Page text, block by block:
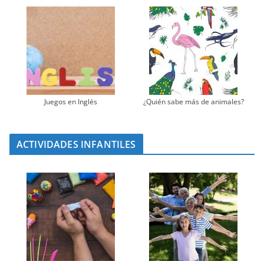
Juegos en Inglés ¿Quién sabe más de animales?
ACTIVIDADES INFANTILES